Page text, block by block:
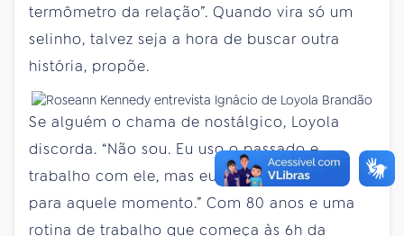
termômetro da relação”. Quando vira só um
selinho, talvez seja a hora de buscar outra
história, propõe.
Se alguém o chama de nostálgico, Loyola
discorda. “Não sou. Eu uso o passado e
trabalho com ele, mas eu não quero voltar
para aquele momento.” Com 80 anos e uma
rotina de trabalho que começa às 6h da